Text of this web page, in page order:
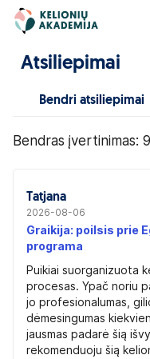
Atsiliepimai
Bendri atsiliepimai
Tatjana
2026-08-06
Graikija: poilsis prie
programa
Puikiai suorganizuota
procesas. Ypač noriu
jo profesionalumas,
dėmesingumas
jausmas padarė šią
rekomenduoju šią